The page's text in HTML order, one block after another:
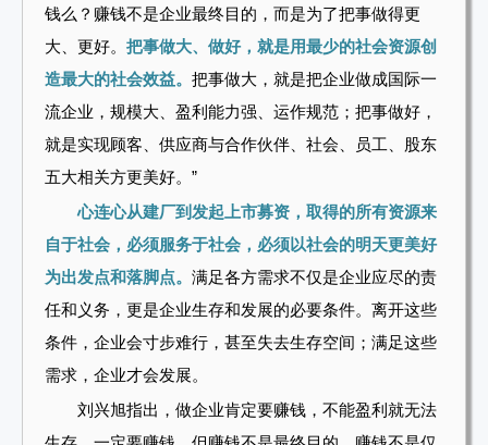
钱么？赚钱不是企业最终目的，而是为了把事做得更
大、更好。 把事做大、做好，就是用最少的社会资源创
造最大的社会效益。 把事做大，就是把企业做成国际一
流企业，规模大、盈利能力强、运作规范；把事做好，
就是实现顾客、供应商与合作伙伴、社会、员工、股东
五大相关方更美好。”
心连心从建厂到发起上市募资，取得的所有资源来
自于社会，必须服务于社会，必须以社会的明天更美好
为出发点和落脚点。 满足各方需求不仅是企业应尽的责
任和义务，更是企业生存和发展的必要条件。离开这些
条件，企业会寸步难行，甚至失去生存空间；满足这些
需求，企业才会发展。
刘兴旭指出，做企业肯定要赚钱，不能盈利就无法